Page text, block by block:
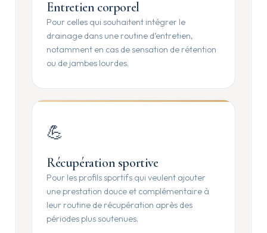
Entretien corporel
Pour celles qui souhaitent intégrer le
drainage dans une routine d’entretien,
notamment en cas de sensation de rétention
ou de jambes lourdes.
💪
Récupération sportive
Pour les profils sportifs qui veulent ajouter
une prestation douce et complémentaire à
leur routine de récupération après des
périodes plus soutenues.